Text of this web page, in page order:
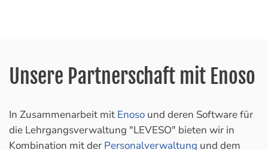
Unsere Partnerschaft mit Enoso
In Zusammenarbeit mit Enoso und deren Software für
die Lehrgangsverwaltung "LEVESO" bieten wir in
Kombination mit der Personalverwaltung und dem